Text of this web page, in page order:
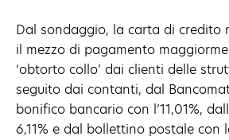
Dal sondaggio, la carta di credito
il mezzo di pagamento
‘obtorto collo’ dai clienti delle
seguito dai contanti, dal
bonifico bancario con l’11,01%,
6,11% e dal bollettino postale con